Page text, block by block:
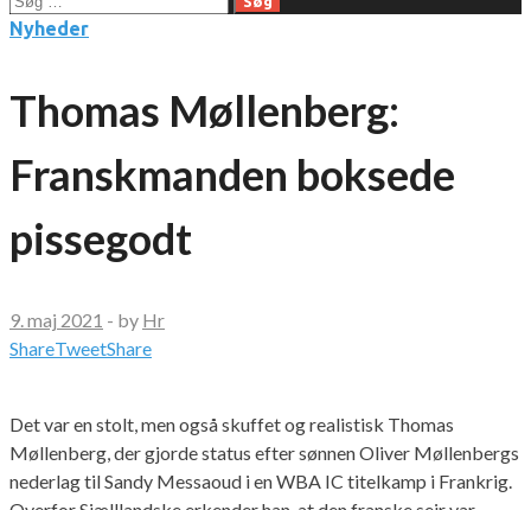
efter:
Nyheder
Thomas Møllenberg:
Franskmanden boksede
pissegodt
9. maj 2021 - by Hr
ShareTweetShare
Det var en stolt, men også skuffet og realistisk Thomas
Møllenberg, der gjorde status efter sønnen Oliver Møllenbergs
nederlag til Sandy Messaoud i en WBA IC titelkamp i Frankrig.